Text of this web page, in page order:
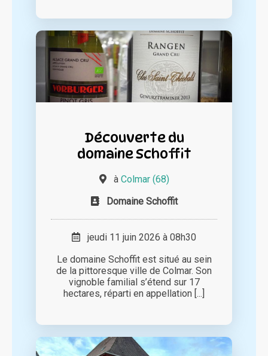
Découverte du
domaine Schoffit
à Colmar (68)
Domaine Schoffit
jeudi 11 juin 2026 à 08h30
Le domaine Schoffit est situé au sein
de la pittoresque ville de Colmar. Son
vignoble familial s’étend sur 17
hectares, réparti en appellation [...]